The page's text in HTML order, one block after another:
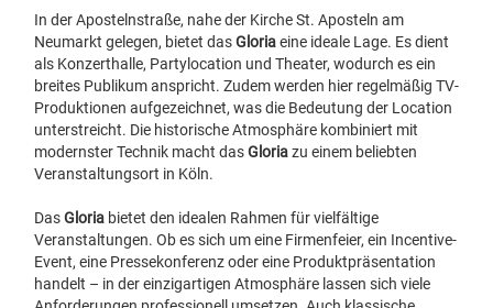
In der Apostelnstraße, nahe der Kirche St. Aposteln am
Neumarkt gelegen, bietet dasGloriaeine ideale Lage. Es dient
als Konzerthalle, Partylocation und Theater, wodurch es ein
breites Publikum anspricht. Zudem werden hier regelmäßig TV-
Produktionen aufgezeichnet, was die Bedeutung der Location
unterstreicht. Die historische Atmosphäre kombiniert mit
modernster Technik macht dasGloriazu einem beliebten
Veranstaltungsort in Köln.
DasGloria bietet den idealen Rahmen für vielfältige
Veranstaltungen. Ob es sich um eine Firmenfeier, ein Incentive-
Event, eine Pressekonferenz oder eine Produktpräsentation
handelt – in der einzigartigen Atmosphäre lassen sich viele